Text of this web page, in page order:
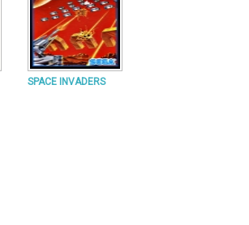
SPACE INVADERS